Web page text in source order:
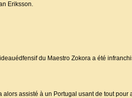
Eriksson.
du Maestro Zokora a été
alors assisté à un Portugal usant de tout